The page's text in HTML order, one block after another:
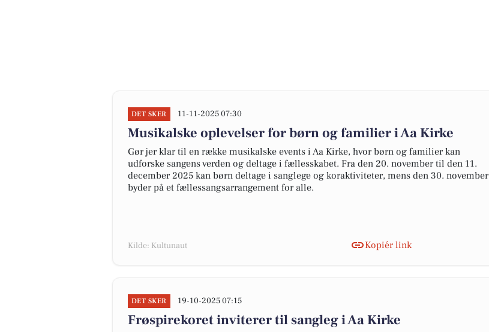
DET SKER 11-11-2025 07:30
Musikalske oplevelser for børn og familier i Aa Kirke
Gør jer klar til en række musikalske events i Aa Kirke, hvor børn og familier kan
udforske sangens verden og deltage i fællesskabet. Fra den 20. november til den 11.
december 2025 kan børn deltage i sanglege og koraktiviteter, mens den 30. november
byder på et fællessangsarrangement for alle.
Kilde: Kultunaut Kopiér link
DET SKER 19-10-2025 07:15
Frøspirekoret inviterer til sangleg i Aa Kirke